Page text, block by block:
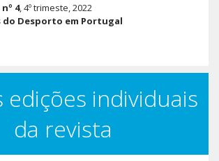
4, 4º trimeste, 2022
do Desporto em Portugal
edições individuais
da revista